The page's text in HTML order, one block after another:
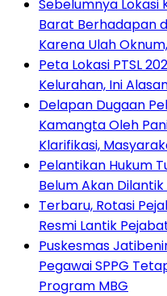
Sebelumnya Lokasi
Barat Berhadapan
Karena Ulah
Peta Lokasi PTSL
Kelurahan, Ini
Delapan Dugaan
Kamangta Oleh
Klarifikasi,
Pelantikan Hukum
Belum Akan
‎Terbaru, Rotasi
Resmi Lantik
Puskesmas
Pegawai SPPG
Program MBG